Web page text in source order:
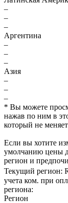
–
–
–
Аргентина
–
–
–
Азия
–
–
–
* Вы можете
нажав по ним в
который не
Если вы хотите
умолчанию цены
регион и
Текущий регион:
учета ком. при
региона:
Регион